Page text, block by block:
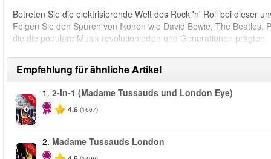
Betreten Sie die elektrisierende Welt des Rock 'n' Roll bei dieser
Folgen Sie den Spuren von Ikonen wie David Bowie, The
die die populäre Musik revolutionierten und Generationen prägten.
Empfehlung für ähnliche Artikel
-40%
1. 2-in-1 (Madame Tussauds und London Eye)
4.6 (1667)
-25%
2. Madame Tussauds London